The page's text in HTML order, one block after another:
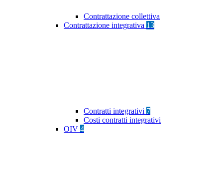
Contrattazione collettiva
Contrattazione integrativa 13
Contratti integrativi 7
Costi contratti integrativi
OIV 4